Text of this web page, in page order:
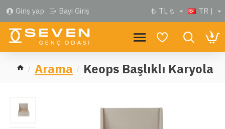
Giriş yap Bayi Giriş ₺ TL ₺ TR |
Arama Keops Başlıklı Karyola